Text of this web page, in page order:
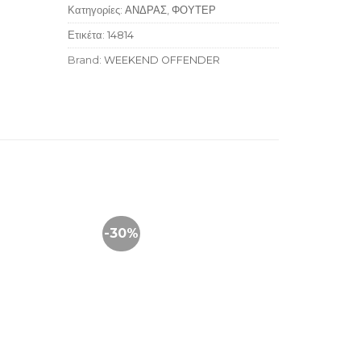
Κατηγορίες: ΑΝΔΡΑΣ, ΦΟΥΤΕΡ
Ετικέτα: 14814
Brand: WEEKEND OFFENDER
-30%